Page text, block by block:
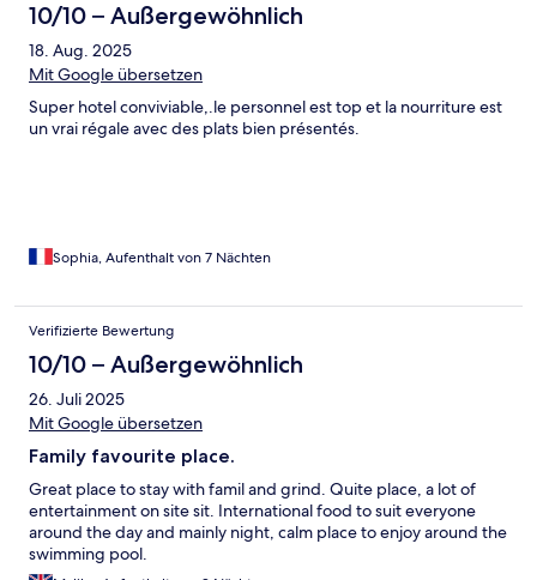
10/10 – Außergewöhnlich
18. Aug. 2025
Mit Google übersetzen
Super hotel conviviable,.le personnel est top et la nourriture est
un vrai régale avec des plats bien présentés.
Sophia, Aufenthalt von 7 Nächten
Verifizierte Bewertung
10/10 – Außergewöhnlich
26. Juli 2025
Mit Google übersetzen
Family favourite place.
Great place to stay with famil and grind. Quite place, a lot of
entertainment on site sit. International food to suit everyone
around the day and mainly night, calm place to enjoy around the
swimming pool.